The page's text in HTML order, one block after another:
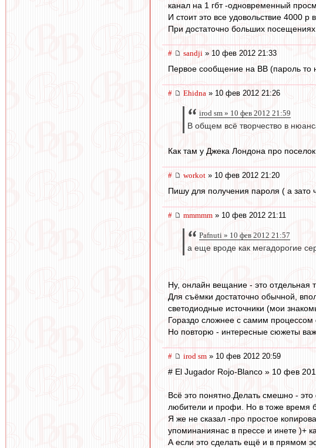
канал на 1 гбт -одновременный
И стоит это все удовольствие 4000 р
При достаточно больших
# sandji » 10 фев 2012 21:33
Первое сообщение на ВВ (пароль то
# Ehidna » 10 фев 2012 21:26
irod sm » 10 фев 2012 21:59
В общем всё творчество в
Как там у Джека Лондона про
# workоt » 10 фев 2012 21:20
Пишу для получения пароля ( а зато
# mmmmm » 10 фев 2012 21:11
Pafnuti » 10 фев 2012 21:57
а еще вроде как мегадорогие
Ну, онлайн вещание - это отдельная
Для съёмки достаточно обычной,
светодиодные источники (мои
Гораздо сложнее с самим
Но повторю - интересные сюжеты
# irod sm » 10 фев 2012 20:59
# El Jugador Rojo-Blanco » 10 фев
Всё это понятно.Делать смешно -
любители и профи. Но в тоже время
Я же не сказал -про простое
упоминаниянас в прессе и инете )+
А если это сделать ещё и в прямом